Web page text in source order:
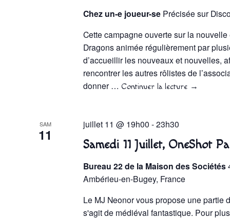
Chez un-e joueur-se Précisée sur
Cette campagne ouverte sur la
Dragons animée régulièrement par
d’accueillir les nouveaux et nouvelles,
rencontrer les autres rôlistes de
donner … Continuer la lecture →
SAM
11
Samedi 11 Juillet, OneShot
juillet 11 @ 19h00 -23h30
Bureau 22 de la Maison des Sociétés
Ambérieu-en-Bugey, France
Le MJ Neonor vous propose une partie
s'agit de médiéval fantastique. Pour